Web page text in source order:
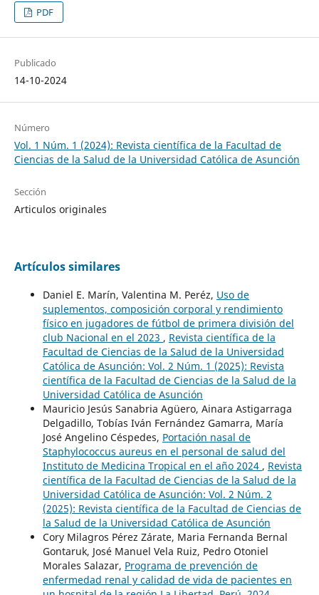
PDF
Publicado
14-10-2024
Número
Vol. 1 Núm. 1 (2024): Revista científica de la Facultad de
Ciencias de la Salud de la Universidad Católica de Asunción
Sección
Articulos originales
Artículos similares
Daniel E. Marín, Valentina M. Peréz, Uso de
suplementos, composición corporal y rendimiento
físico en jugadores de fútbol de primera división del
club Nacional en el 2023 , Revista científica de la
Facultad de Ciencias de la Salud de la Universidad
Católica de Asunción: Vol. 2 Núm. 1 (2025): Revista
científica de la Facultad de Ciencias de la Salud de la
Universidad Católica de Asunción
Mauricio Jesús Sanabria Agüero, Ainara Astigarraga
Delgadillo, Tobías Iván Fernández Gamarra, María
José Angelino Céspedes, Portación nasal de
Staphylococcus aureus en el personal de salud del
Instituto de Medicina Tropical en el año 2024 , Revista
científica de la Facultad de Ciencias de la Salud de la
Universidad Católica de Asunción: Vol. 2 Núm. 2
(2025): Revista científica de la Facultad de Ciencias de
la Salud de la Universidad Católica de Asunción
Cory Milagros Pérez Zárate, Maria Fernanda Bernal
Gontaruk, José Manuel Vela Ruiz, Pedro Otoniel
Morales Salazar, Programa de prevención de
enfermedad renal y calidad de vida de pacientes en